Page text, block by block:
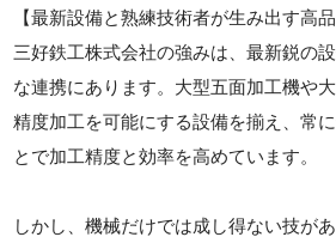
【最新設備と熟練技術者が生み出す高品
三好鉄工株式会社の強みは、最新鋭の
な連携にあります。大型五面加工機や
精度加工を可能にする設備を揃え、常
とで加工精度と効率を高めています。
しかし、機械だけでは成し得ない技が